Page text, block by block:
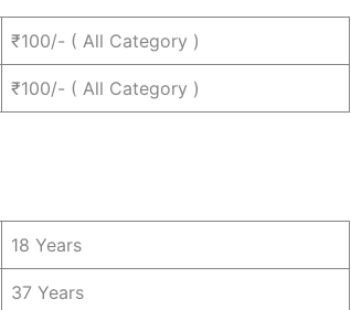
₹100/- ( All Category )
₹100/- ( All Category )
18 Years
37 Years